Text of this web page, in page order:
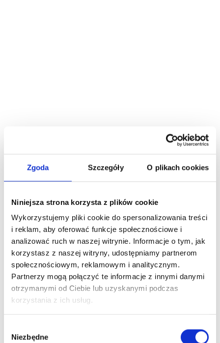
Zgoda Szczegóły O plikach cookies
Niniejsza strona korzysta z plików cookie
Wykorzystujemy pliki cookie do spersonalizowania treści
i reklam, aby oferować funkcje społecznościowe i
analizować ruch w naszej witrynie. Informacje o tym, jak
korzystasz z naszej witryny, udostępniamy partnerom
społecznościowym, reklamowym i analitycznym.
Partnerzy mogą połączyć te informacje z innymi danymi
otrzymanymi od Ciebie lub uzyskanymi podczas
korzystania z ich usług.
zgody
Niezbędne